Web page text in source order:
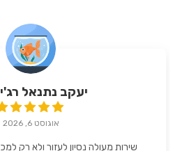
יעקב נתנאל
אוגוסט 6, 2026
שירות מעולה נסיון לעזור ולא רק